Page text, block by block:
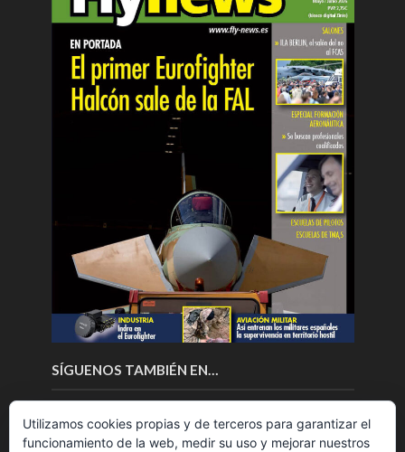
SÍGUENOS TAMBIÉN EN…
Utilizamos cookies propias y de terceros para garantizar el
funcionamiento de la web, medir su uso y mejorar nuestros